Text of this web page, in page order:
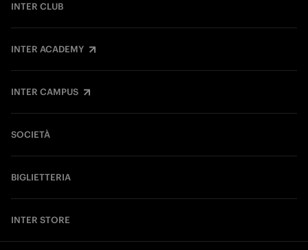
INTER CLUB
INTER ACADEMY
INTER CAMPUS
SOCIETÀ
BIGLIETTERIA
INTER STORE